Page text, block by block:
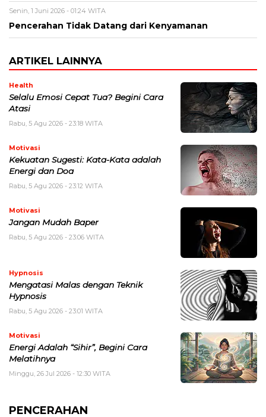
Senin, 1 Juni 2026 - 01:24 WITA
Pencerahan Tidak Datang dari Kenyamanan
ARTIKEL LAINNYA
Health
Selalu Emosi Cepat Tua? Begini Cara
Atasi
Rabu, 5 Agu 2026 - 23:18 WITA
Motivasi
Kekuatan Sugesti: Kata-Kata adalah
Energi dan Doa
Rabu, 5 Agu 2026 - 23:12 WITA
Motivasi
Jangan Mudah Baper
Rabu, 5 Agu 2026 - 23:06 WITA
Hypnosis
Mengatasi Malas dengan Teknik
Hypnosis
Rabu, 5 Agu 2026 - 23:01 WITA
Motivasi
Energi Adalah “Sihir”, Begini Cara
Melatihnya
Minggu, 26 Jul 2026 - 12:30 WITA
PENCERAHAN